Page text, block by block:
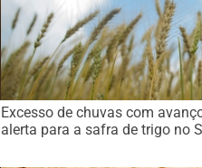
Excesso de chuvas com
alerta para a safra de trigo no